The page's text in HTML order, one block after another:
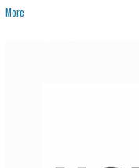
More